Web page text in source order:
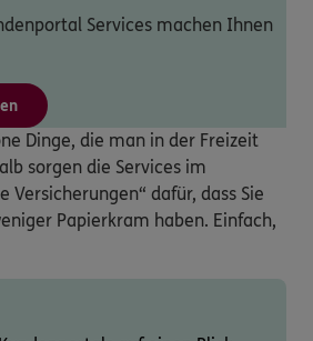
Services machen Ihnen
Dinge, die man in der Freizeit
sorgen die Services im
Versicherungen“ dafür, dass Sie
Papierkram haben. Einfach,